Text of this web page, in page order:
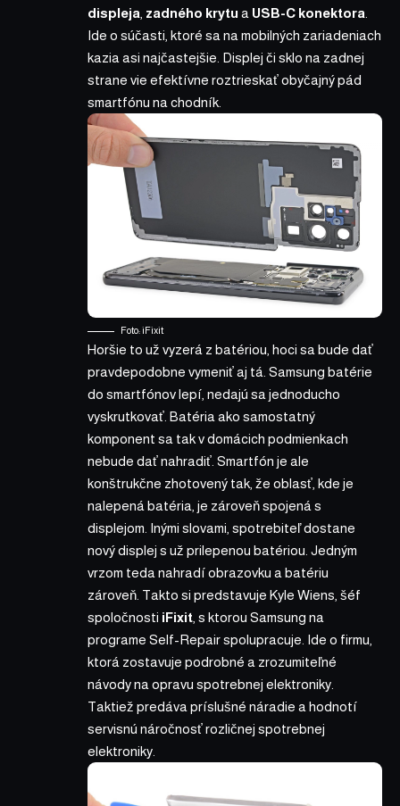
displeja zadného krytu a USB-C konektora
Ide o súčasti, ktoré sa na mobilných zariadeniach
kazia asi najčastejšie. Displej či sklo na zadnej
strane vie efektívne roztrieskať obyčajný pád
smartfónu na chodník.
Foto: iFixit
Horšie to už vyzerá z batériou, hoci sa bude dať
pravdepodobne vymeniť aj tá. Samsung batérie
do smartfónov lepí, nedajú sa jednoducho
vyskrutkovať. Batéria ako samostatný
komponent sa tak v domácich podmienkach
nebude dať nahradiť. Smartfón je ale
konštrukčne zhotovený tak, že oblasť, kde je
nalepená batéria, je zároveň spojená s
displejom. Inými slovami, spotrebiteľ dostane
nový displej s už prilepenou batériou. Jedným
vrzom teda nahradí obrazovku a batériu
zároveň. Takto si predstavuje Kyle Wiens , šéf
spoločnosti iFixit , s ktorou Samsung na
programe Self-Repair spolupracuje. Ide o firmu,
ktorá zostavuje podrobné a zrozumiteľné
návody na opravu spotrebnej elektroniky.
Taktiež predáva príslušné náradie a hodnotí
servisnú náročnosť rozličnej spotrebnej
elektroniky.